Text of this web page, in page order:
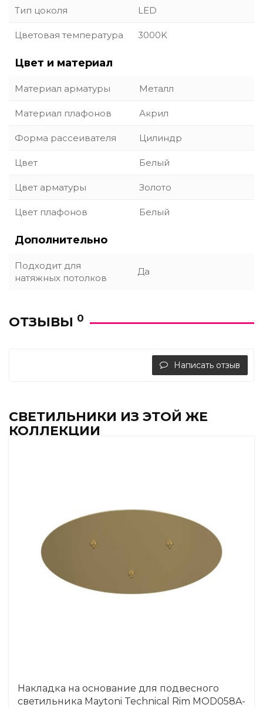
Тип цоколя LED
Цветовая температура 3000K
Цвет и материал
Материал арматуры Металл
Материал плафонов Акрил
Форма рассеивателя Цилиндр
Цвет Белый
Цвет арматуры Золото
Цвет плафонов Белый
Дополнительно
Подходит для
натяжных потолков
Да
ОТЗЫВЫ 0
Написать отзыв
СВЕТИЛЬНИКИ ИЗ ЭТОЙ ЖЕ
КОЛЛЕКЦИИ
Накладка на основание для подвесного
светильника Maytoni Technical Rim MOD058A-